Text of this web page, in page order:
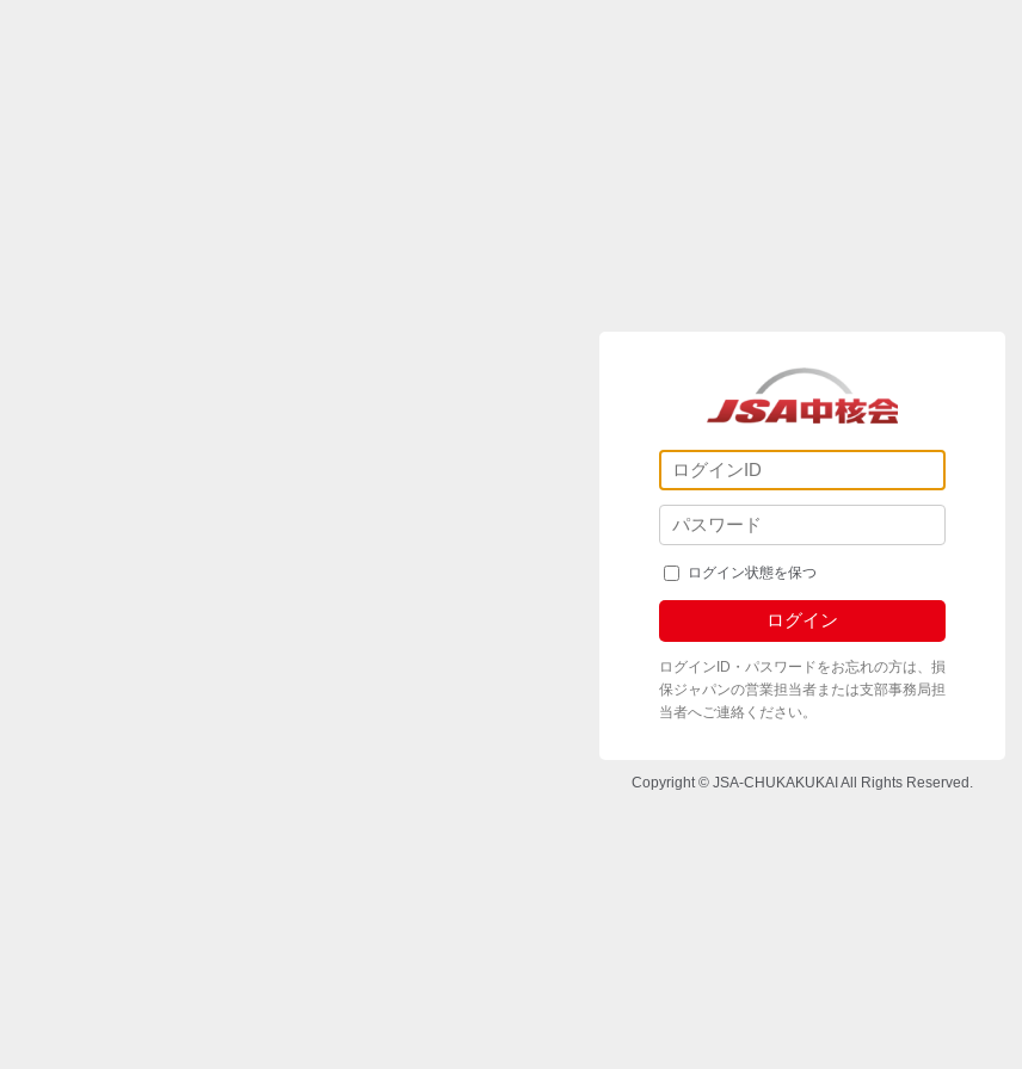
ログイン状態を保つ
ログインID・パスワードをお忘れの方は、損
保ジャパンの営業担当者または支部事務局担
当者へご連絡ください。
Copyright © JSA-CHUKAKUKAI All Rights Reserved.